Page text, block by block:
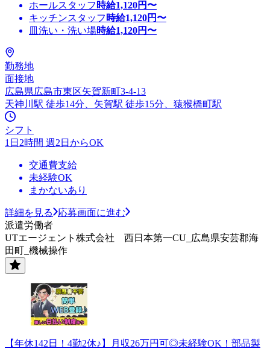
ホールスタッフ 時給1,120円〜
キッチンスタッフ 時給1,120円〜
皿洗い・洗い場時給1,120円〜
勤務地
面接地
広島県広島市東区矢賀新町3-4-13
天神川駅 徒歩14分、矢賀駅 徒歩15分、猿猴橋町駅
シフト
1日2時間 週2日からOK
交通費支給
未経験OK
まかないあり
詳細を見る
応募画面に進む
派遣労働者
UTエージェント株式会社 西日本第一CU_広島県安芸郡海
田町_機械操作
【年休142日！4勤2休♪】月収26万円可◎未経験OK！部品製